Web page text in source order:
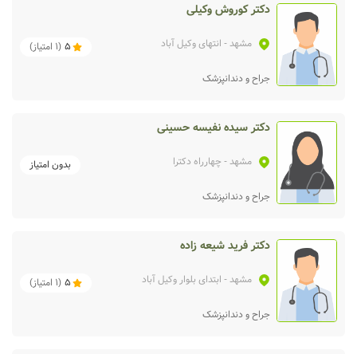
دکتر کوروش وکیلی
مشهد- انتهای وکیل آباد 5
(
1 امتیاز)
جراح و دندانپزشک
دکتر سیده نفیسه حسینی
مشهد- چهارراه دکترا بدون امتیاز
جراح و دندانپزشک
دکتر فرید شیعه زاده
مشهد- ابتدای بلوار وکیل آباد 5
(
1 امتیاز)
جراح و دندانپزشک